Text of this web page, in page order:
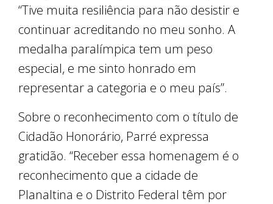
“Tive muita resiliência para não desistir e
continuar acreditando no meu sonho. A
medalha paralímpica tem um peso
especial, e me sinto honrado em
representar a categoria e o meu país”.
Sobre o reconhecimento com o título de
Cidadão Honorário, Parré expressa
gratidão. “Receber essa homenagem é o
reconhecimento que a cidade de
Planaltina e o Distrito Federal têm por